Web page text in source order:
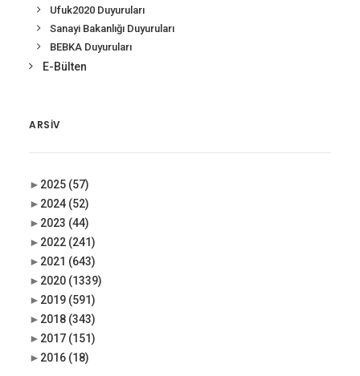
Ufuk2020 Duyuruları
Sanayi Bakanlığı Duyuruları
BEBKA Duyuruları
E-Bülten
ARSIV
► 2025 (57)
► 2024 (52)
► 2023 (44)
► 2022 (241)
► 2021 (643)
► 2020 (1339)
► 2019 (591)
► 2018 (343)
► 2017 (151)
► 2016 (18)